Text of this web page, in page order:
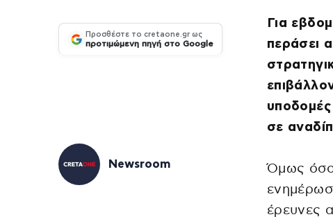
Προσθέστε το cretaone.gr ως
προτιμώμενη πηγή στο Google
Newsroom
Για
περάσει
υποδομές
σε
Όμως όσο
έρευνες